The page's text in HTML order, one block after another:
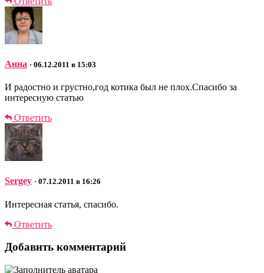
Анна · 06.12.2011 в 15:03
И радостно и грустно,год котика был не плох.Спасибо за
интересную статью
Ответить
Sergey · 07.12.2011 в 16:26
Интересная статья, спасибо.
Ответить
Добавить комментарий